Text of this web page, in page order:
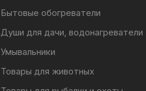
Бытовые обогреватели
Души для дачи, водонагреватели
Умывальники
Товары для животных